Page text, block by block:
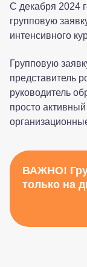
С декабря 2024
групповую
интенсивного
Групповую
представитель
руководитель
просто
ВАЖНО!
только на